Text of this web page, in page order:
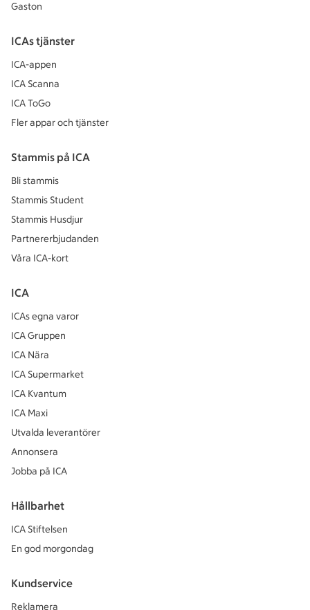
Gaston
ICAs tjänster
ICA-appen
ICA Scanna
ICA ToGo
Fler appar och tjänster
Stammis på ICA
Bli stammis
Stammis Student
Stammis Husdjur
Partnererbjudanden
Våra ICA-kort
ICA
ICAs egna varor
ICA Gruppen
ICA Nära
ICA Supermarket
ICA Kvantum
ICA Maxi
Utvalda leverantörer
Annonsera
Jobba på ICA
Hållbarhet
ICA Stiftelsen
En god morgondag
Kundservice
Reklamera